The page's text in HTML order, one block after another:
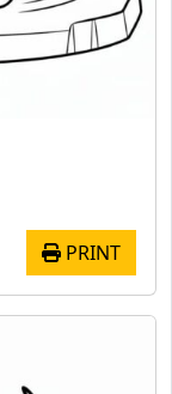
PRINT